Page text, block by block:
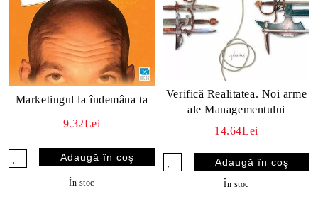
Marketingul la îndemâna ta
9.32Lei
În stoc
Verifică Realitatea. Noi arme
ale Managementului
14.64Lei
În stoc